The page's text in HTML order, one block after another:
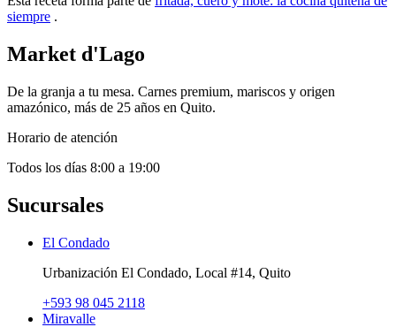
siempre .
Market d'Lago
De la granja a tu mesa. Carnes premium, mariscos y origen
amazónico, más de 25 años en Quito.
Horario de atención
Todos los días 8:00 a 19:00
Sucursales
El Condado
Urbanización El Condado, Local #14, Quito
+593 98 045 2118
Miravalle